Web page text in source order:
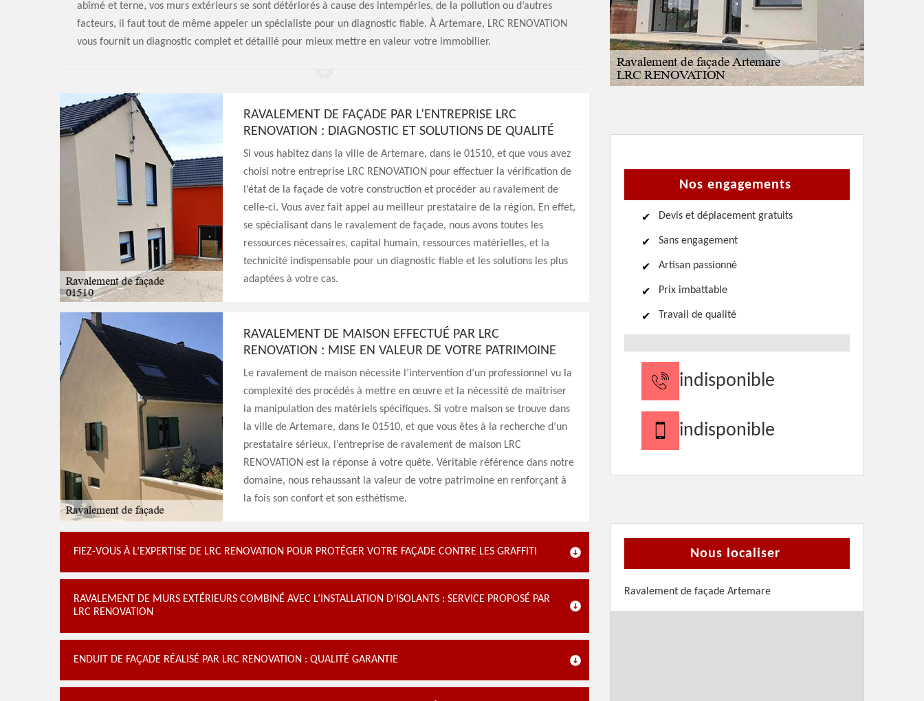
abîmé et terne, vos murs extérieurs se sont détériorés à cause des intempéries, de la pollution ou d’autres
facteurs, il faut tout de même appeler un spécialiste pour un diagnostic fiable. À Artemare, LRC RENOVATION
vous fournit un diagnostic complet et détaillé pour mieux mettre en valeur votre immobilier.
RAVALEMENT DE FAÇADE PAR L’ENTREPRISE LRC
RENOVATION : DIAGNOSTIC ET SOLUTIONS DE QUALITÉ
Si vous habitez dans la ville de Artemare, dans le 01510, et que vous avez
choisi notre entreprise LRC RENOVATION pour effectuer la vérification de
l’état de la façade de votre construction et procéder au ravalement de
celle-ci. Vous avez fait appel au meilleur prestataire de la région. En effet,
se spécialisant dans le ravalement de façade, nous avons toutes les
ressources nécessaires, capital humain, ressources matérielles, et la
technicité indispensable pour un diagnostic fiable et les solutions les plus
adaptées à votre cas.
RAVALEMENT DE MAISON EFFECTUÉ PAR LRC
RENOVATION : MISE EN VALEUR DE VOTRE PATRIMOINE
Le ravalement de maison nécessite l’intervention d’un professionnel vu la
complexité des procédés à mettre en œuvre et la nécessité de maîtriser
la manipulation des matériels spécifiques. Si votre maison se trouve dans
la ville de Artemare, dans le 01510, et que vous êtes à la recherche d’un
prestataire sérieux, l’entreprise de ravalement de maison LRC
RENOVATION est la réponse à votre quête. Véritable référence dans notre
domaine, nous rehaussant la valeur de votre patrimoine en renforçant à
la fois son confort et son esthétisme.
FIEZ-VOUS À L’EXPERTISE DE LRC RENOVATION POUR PROTÉGER VOTRE FAÇADE CONTRE LES GRAFFITI
RAVALEMENT DE MURS EXTÉRIEURS COMBINÉ AVEC L’INSTALLATION D’ISOLANTS : SERVICE PROPOSÉ PAR
LRC RENOVATION
ENDUIT DE FAÇADE RÉALISÉ PAR LRC RENOVATION : QUALITÉ GARANTIE
Nos engagements
Devis et déplacement gratuits
Sans engagement
Artisan passionné
Prix imbattable
Travail de qualité
indisponible
indisponible
Nous localiser
Ravalement de façade Artemare